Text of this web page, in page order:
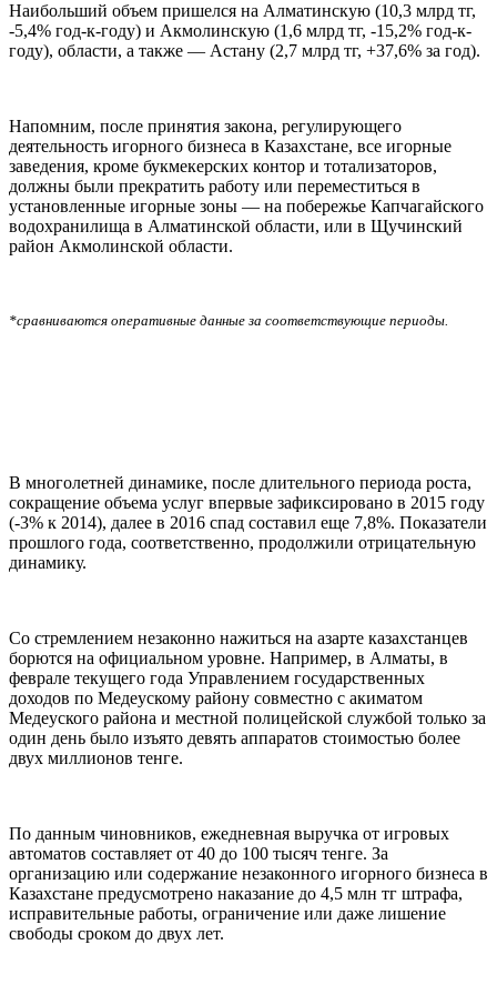
Наибольший объем пришелся на Алматинскую (10,3 млрд тг,
-5,4% год-к-году) и Акмолинскую (1,6 млрд тг, -15,2% год-к-
году), области, а также — Астану (2,7 млрд тг, +37,6% за год).
Напомним, после принятия закона, регулирующего
деятельность игорного бизнеса в Казахстане, все игорные
заведения, кроме букмекерских контор и тотализаторов,
должны были прекратить работу или переместиться в
установленные игорные зоны — на побережье Капчагайского
водохранилища в Алматинской области, или в Щучинский
район Акмолинской области.
*сравниваются оперативные данные за соответствующие периоды.
В многолетней динамике, после длительного периода роста,
сокращение объема услуг впервые зафиксировано в 2015 году
(-3% к 2014), далее в 2016 спад составил еще 7,8%. Показатели
прошлого года, соответственно, продолжили отрицательную
динамику.
Со стремлением незаконно нажиться на азарте казахстанцев
борются на официальном уровне. Например, в Алматы, в
феврале текущего года Управлением государственных
доходов по Медеускому району совместно с акиматом
Медеуского района и местной полицейской службой только за
один день было изъято девять аппаратов стоимостью более
двух миллионов тенге.
По данным чиновников, ежедневная выручка от игровых
автоматов составляет от 40 до 100 тысяч тенге. За
организацию или содержание незаконного игорного бизнеса в
Казахстане предусмотрено наказание до 4,5 млн тг штрафа,
исправительные работы, ограничение или даже лишение
свободы сроком до двух лет.